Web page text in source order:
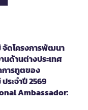
จัดโครงการพัฒนา
นด้านต่างประเทศ
การทูตของ
ระจำปี 2569
Ambassador: